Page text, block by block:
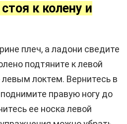
к колену и
плеч, а ладони сведите
подтяните к левой
левым локтем. Вернитесь в
правую ногу до
ее носка левой